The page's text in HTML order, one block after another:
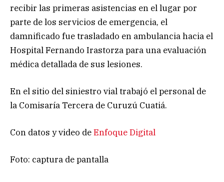
recibir las primeras asistencias en el lugar por
parte de los servicios de emergencia, el
damnificado fue trasladado en ambulancia hacia el
Hospital Fernando Irastorza para una evaluación
médica detallada de sus lesiones.
En el sitio del siniestro vial trabajó el personal de
la Comisaría Tercera de Curuzú Cuatiá.
Con datos y video deEnfoque Digital
Foto: captura de pantalla